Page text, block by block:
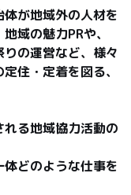
体が地域外の人材を
域の魅力PRや、
の運営など、様々
住・定着を図る、
る地域協力活動の
どのような仕事を